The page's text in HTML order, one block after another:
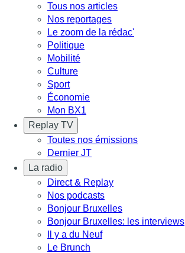
Tous nos articles
Nos reportages
Le zoom de la rédac'
Politique
Mobilité
Culture
Sport
Économie
Mon BX1
Replay TV
Toutes nos émissions
Dernier JT
La radio
Direct & Replay
Nos podcasts
Bonjour Bruxelles
Bonjour Bruxelles: les interviews
Il y a du Neuf
Le Brunch